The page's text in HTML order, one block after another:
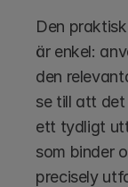
Den
är enkel:
den
se till att det
ett tydligt
som binder
precisely